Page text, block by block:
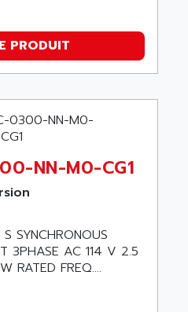
PRODUIT
NN-M0-CG1
SYNCHRONOUS
3PHASE AC 114 V 2.5
RATED FREQ....